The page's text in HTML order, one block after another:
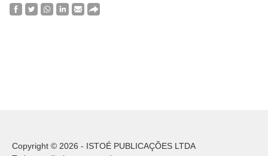
Copyright © 2026 - ISTOÉ PUBLICAÇÕES LTDA